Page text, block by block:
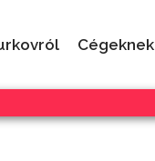
Cégeknek